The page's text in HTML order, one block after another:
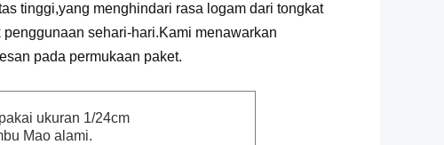
tinggi,yang menghindari rasa logam dari tongkat
sehari-hari.Kami menawarkan
pada permukaan paket.
ukuran 1/24cm
Mao alami.